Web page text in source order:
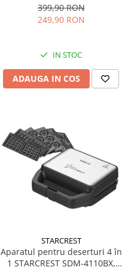
Putere de absorbtie 550 m3/h,
1 Motor, 2 Trepte putere, 60
399,90 RON
249,90 RON
IN STOC
ADAUGA IN COS
STARCREST
Aparatul pentru deserturi 4 în
1 STARCREST SDM-4110BX,